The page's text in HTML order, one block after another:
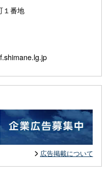
番地
広告掲載について